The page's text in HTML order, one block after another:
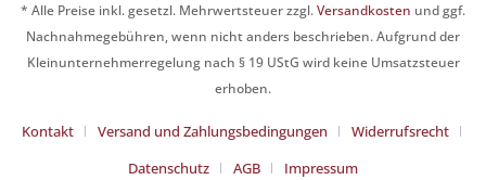
* Alle Preise inkl. gesetzl. Mehrwertsteuer zzgl.Versandkosten und ggf.
Nachnahmegebühren, wenn nicht anders beschrieben. Aufgrund der
Kleinunternehmerregelung nach § 19 UStG wird keine Umsatzsteuer
erhoben.
Kontakt Versand und Zahlungsbedingungen
Widerrufsrecht
Datenschutz
AGB
Impressum